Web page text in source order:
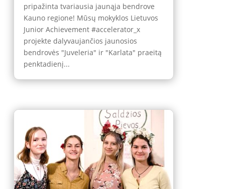
pripažinta tvariausia jaunąja bendrove
Kauno regione! Mūsų mokyklos Lietuvos
Junior Achievement #accelerator_x
projekte dalyvaujančios jaunosios
bendrovės "Juveleria" ir "Karlata" praeitą
penktadienį...